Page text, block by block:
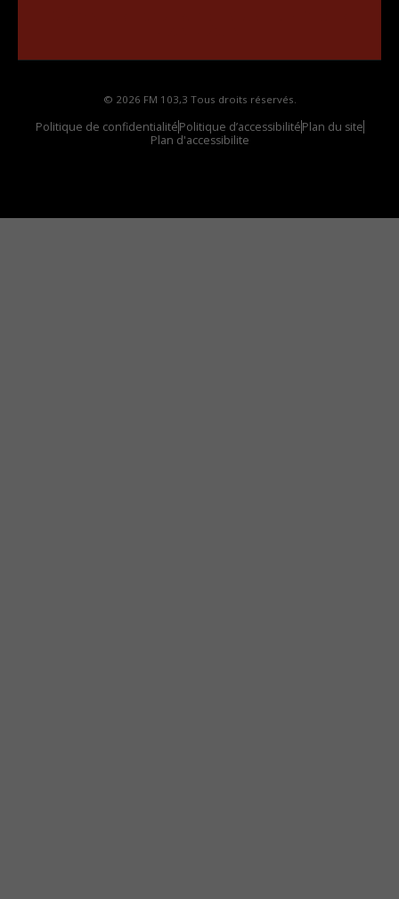
© 2026 FM 103,3 Tous droits réservés.
Politique de confidentialitéPolitique d’accessibilitéPlan du site
Plan d'accessibilite